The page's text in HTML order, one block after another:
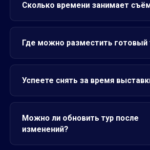
Сколько времени занимает
Где можно разместить готовый
Успеете снять за время
Можно ли обновить тур после
изменений?